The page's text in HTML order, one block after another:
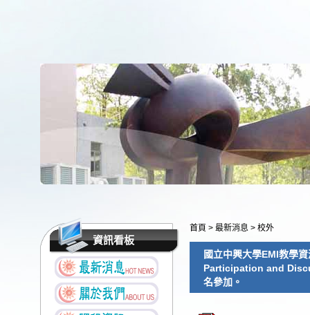
資訊看板
首頁 > 最新消息 > 校外
國立中興大學EMI教學
Participation and
名參加。